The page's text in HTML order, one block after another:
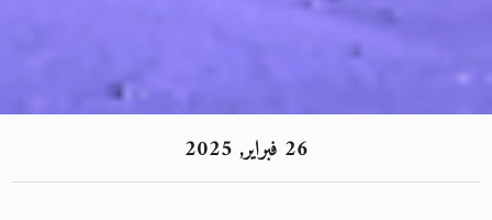
26 فبراير, 2025